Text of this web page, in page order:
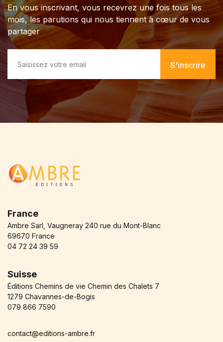
En vous inscrivant, vous recevrez une fois tous les
mois, les parutions qui nous tiennent à cœur de vous
partager
a
i
S'inscrire
France
Ambre Sarl, Vaugneray 240 rue du Mont-Blanc
69670 France
04 72 24 39 59
Suisse
Éditions Chemins de vie Chemin des Chalets 7
1279 Chavannes-de-Bogis
079 866 7590
contact@editions-ambre.fr